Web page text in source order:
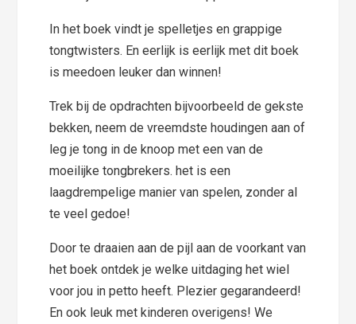
In het boek vindt je spelletjes en grappige
tongtwisters. En eerlijk is eerlijk met dit boek
is meedoen leuker dan winnen!
Trek bij de opdrachten bijvoorbeeld de gekste
bekken, neem de vreemdste houdingen aan of
leg je tong in de knoop met een van de
moeilijke tongbrekers. het is een
laagdrempelige manier van spelen, zonder al
te veel gedoe!
Door te draaien aan de pijl aan de voorkant van
het boek ontdek je welke uitdaging het wiel
voor jou in petto heeft. Plezier gegarandeerd!
En ook leuk met kinderen overigens! We